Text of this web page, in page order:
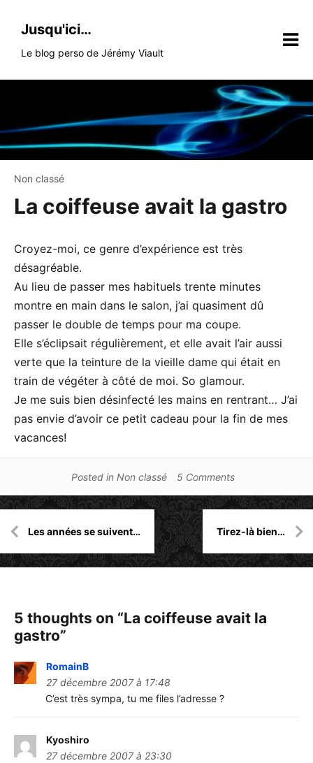
Jusqu'ici…
Le blog perso de Jérémy Viault
Non classé
La coiffeuse avait la gastro
Croyez-moi, ce genre d’expérience est très
désagréable.
Au lieu de passer mes habituels trente minutes
montre en main dans le salon, j’ai quasiment dû
passer le double de temps pour ma coupe.
Elle s’éclipsait régulièrement, et elle avait l’air aussi
verte que la teinture de la vieille dame qui était en
train de végéter à côté de moi. So glamour.
Je me suis bien désinfecté les mains en rentrant… J’ai
pas envie d’avoir ce petit cadeau pour la fin de mes
vacances!
Posted in Non classé 5 Comments
de
l’article
Les années se suivent… Tirez-là bien…
5 thoughts on “La coiffeuse avait la
gastro”
RomainB
27 décembre 2007 à 17:48
C’est très sympa, tu me files l’adresse ?
Kyoshiro
27 décembre 2007 à 23:30